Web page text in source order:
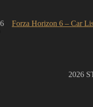
Forza Horizon 6 – Car
2026